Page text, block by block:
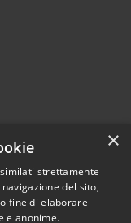
×
strettamente
del sito,
fine di elaborare
e anonime.